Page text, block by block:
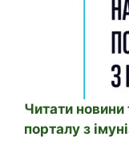
Читати новини
порталу з